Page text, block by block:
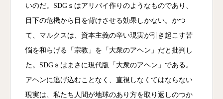
いのだ。SDGｓはアリバイ作りのようなものであり、
目下の危機から目を背けさせる効果しかない。かつ
て、マルクスは、資本主義の辛い現実が引き起こす苦
悩を和らげる「宗教」を「大衆のアヘン」だと批判し
た。SDGｓはまさに現代版「大衆のアヘン」である。
アヘンに逃げ込むことなく、直視しなくてはならない
現実は、私たち人間が地球のあり方を取り返しのつか